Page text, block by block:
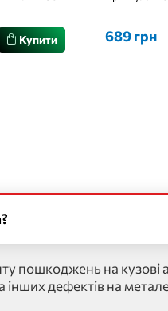
Купити 689 грн
пошкоджень на кузові
дефектів на